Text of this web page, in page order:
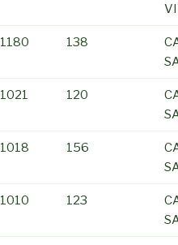
1180 138
1021 120
1018 156
1010 123